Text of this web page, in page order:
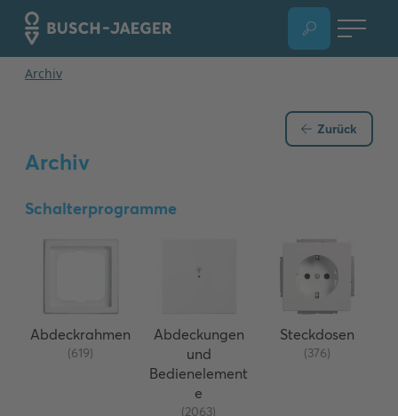
Zurück
Archiv
Schalterprogramme
Abdeckrahmen
(619)
Abdeckungen
und
Bedienelement
e
(2063)
Steckdosen
(376)